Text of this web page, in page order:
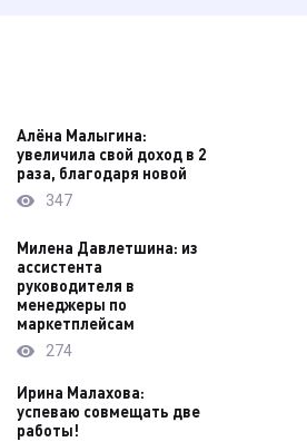
Алёна Малыгина:
увеличила свой доход в 2
раза, благодаря новой
347
Милена Давлетшина: из
ассистента
руководителя в
менеджеры по
маркетплейсам
274
Ирина Малахова:
успеваю совмещать две
работы!